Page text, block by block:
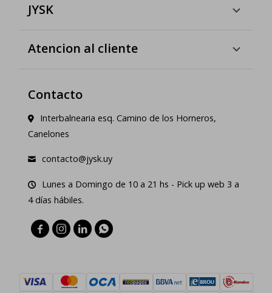
JYSK
Atencion al cliente
Contacto
Interbalnearia esq. Camino de los Horneros,
Canelones
contacto@jysk.uy
Lunes a Domingo de 10 a 21 hs - Pick up web 3 a
4 días hábiles.
   